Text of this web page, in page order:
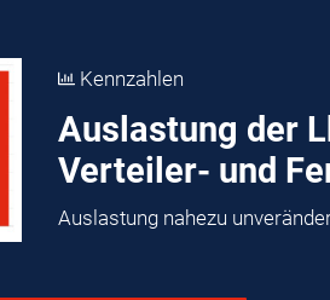
Kennzahlen
Auslastung der
Verteiler- und
Auslastung nahezu